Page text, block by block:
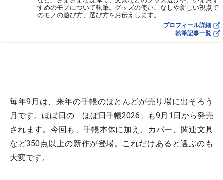
すめのモノについて執筆。グッズの使いこなしや新しい視点で
のモノの遊び方、選び方をお伝えします。
プロフィール詳細
執筆記事一覧
毎年9月は、来年の手帳のほとんどが売り場に出そろう
月です。ほぼ日の「ほぼ日手帳2026」も9月1日から発売
されます。今回も、手帳本体に加え、カバー、関連文具
など350点以上の新作が登場。これだけあると選ぶのも
大変です。